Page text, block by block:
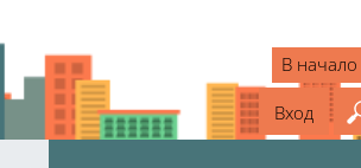
В начало
Вход